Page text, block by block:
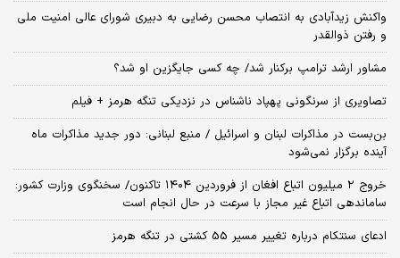
واکنش زیدآبادی به انتصاب محسن رضایی به دبیری شورای عالی امنیت ملی
و رفتن ذوالقدر
مشاور ارشد ترامپ برکنار شد/ چه کسی جایگزین او شد؟
تصاویری از سرنگونی پهپاد ناشناس در نزدیکی تنگه هرمز + فیلم
بن‌بست در مذاکرات لبنان و اسرائیل / منبع لبنانی: دور جدید مذاکرات ماه
آینده برگزار نمی‌شود
خروج ۲ میلیون اتباع افغان از فروردین ۱۴۰۴ تاکنون/ سخنگوی وزارت کشور:
ساماندهی اتباع غیر مجاز با سرعت در حال انجام است
ادعای سنتکام درباره تغییر مسیر 55 کشتی در تنگه هرمز